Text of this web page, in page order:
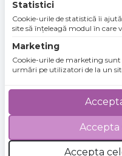
4.8 / 5
Site-ul nu poate funcţiona
cookie-uri.
Statistici
Cookie-urile de statistică îi
site să înţeleagă modul în care
raportarea informaţiilor în mod
Marketing
Cookie-urile de marketing
urmări pe utilizatori de la un
utilizatorii individuali, aşadar
pentru agenţiile de puiblicitate
Accepta
Accepta